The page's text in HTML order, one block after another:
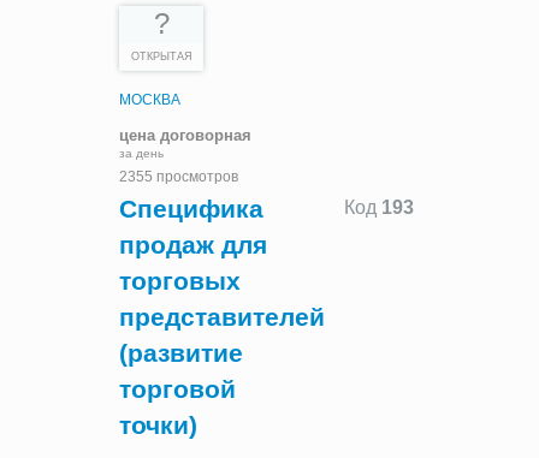
?
ОТКРЫТАЯ
МОСКВА
цена договорная
за день
2355 просмотров
Код 193
Специфика
продаж для
торговых
представителей
(развитие
торговой
точки)